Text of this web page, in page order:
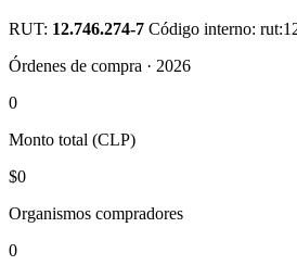
RUT: 12.746.274-7 Código interno:
Órdenes de compra · 2026
0
Monto total (CLP)
$0
Organismos compradores
0